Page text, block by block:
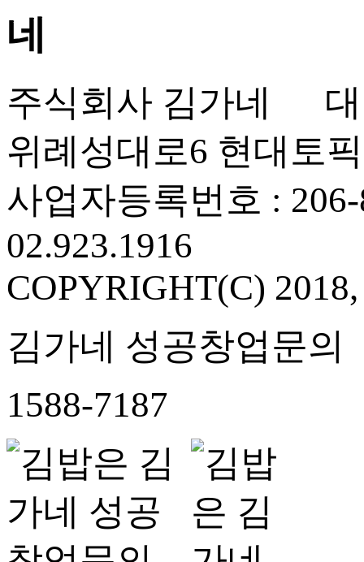
주식회사 김가네
위례성대로6 현대토
사업자등록번호 :
02.923.1916
COPYRIGHT(C)
김가네 성공창업문의
1588-7187